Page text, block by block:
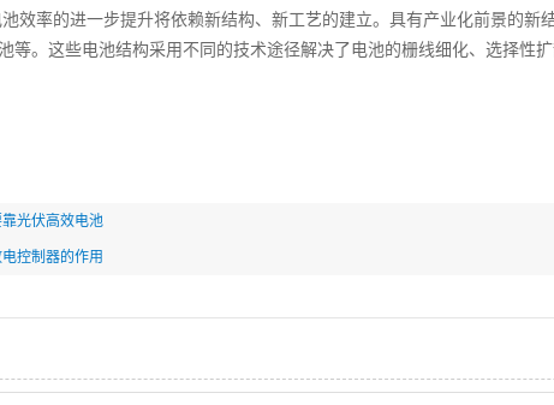
效率的进一步提升将依赖新结构、新工艺的建立。具有产业化前景的新
等。这些电池结构采用不同的技术途径解决了电池的栅线细化、选择性
光伏高效电池
控制器的作用